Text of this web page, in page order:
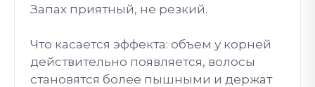
Запах приятный, не резкий.
Что касается эффекта: объем у корней
действительно появляется, волосы
становятся более пышными и держат